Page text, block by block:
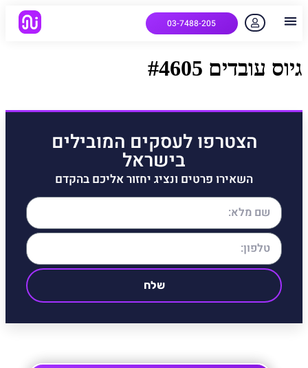
03-7488-205
גיוס עובדים #4605
הצטרפו לעסקים המובילים
בישראל
השאירו פרטים ונציג יחזור אליכם בהקדם
שלח